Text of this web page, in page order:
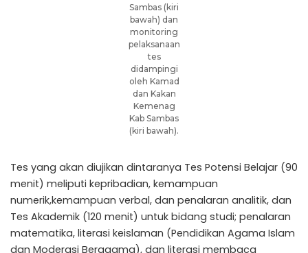
Sambas (kiri
bawah) dan
monitoring
pelaksanaan
tes
didampingi
oleh Kamad
dan Kakan
Kemenag
Kab Sambas
(kiri bawah).
Tes yang akan diujikan dintaranya Tes Potensi Belajar (90
menit) meliputi kepribadian, kemampuan
numerik,kemampuan verbal, dan penalaran analitik, dan
Tes Akademik (120 menit) untuk bidang studi; penalaran
matematika, literasi keislaman (Pendidikan Agama Islam
dan Moderasi Beragama), dan literasi membaca